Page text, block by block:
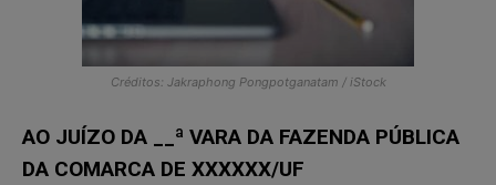
Créditos: Jakraphong Pongpotganatam / iStock
AO JUÍZO DA __ª VARA DA FAZENDA PÚBLICA
DA COMARCA DE XXXXXX/UF